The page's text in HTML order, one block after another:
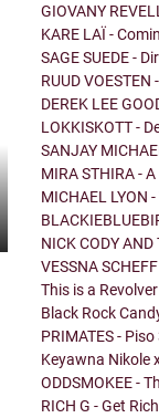
GIOVANY
KARE LAÏ -
SAGE SUEDE -
RUUD
DEREK LEE
LOKKISKOTT -
SANJAY
MIRA STHIRA - A
MICHAEL LYON
NICK CODY
VESSNA
This is a
Black Rock
PRIMATES - Piso
Keyawna Nikole
ODDSMOKEE -
RICH G - Get